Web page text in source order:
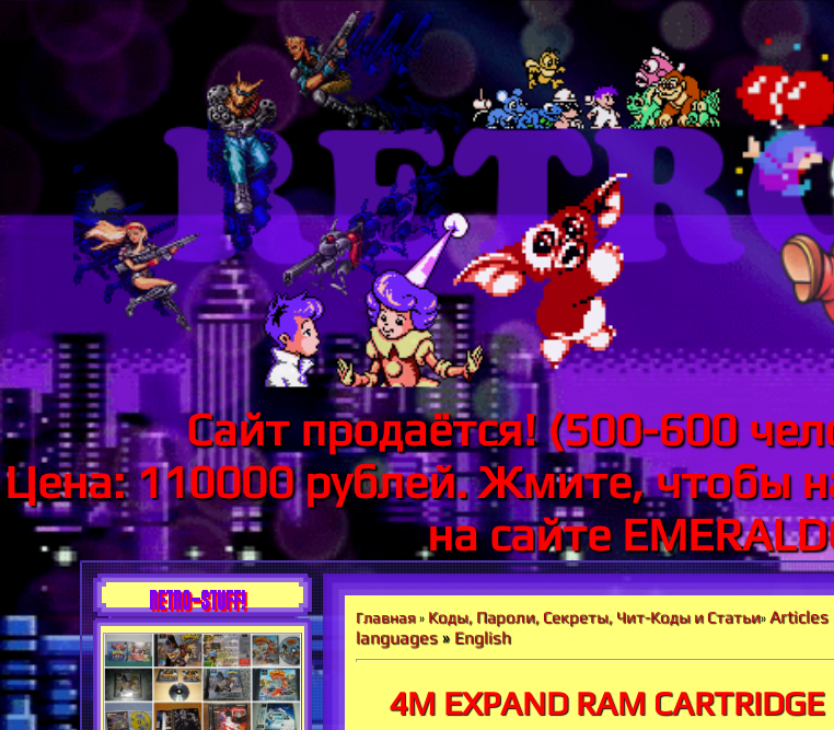
Сайт продаётся! (500-600
Цена: 110000 рублей. Жмите, чтобы
на сайте
RETRO-STUFF!
Главная » Коды, Пароли, Секреты, Чит-Коды и Статьи» Articles
languages » English
4M EXPAND RAM CARTRIDGE